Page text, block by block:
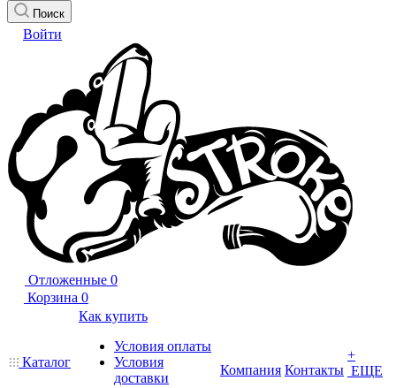
Поиск
Войти
Отложенные 0
Корзина 0
Каталог
Как купить
Условия оплаты
Условия
доставки
Компания Контакты
+
ЕЩЕ